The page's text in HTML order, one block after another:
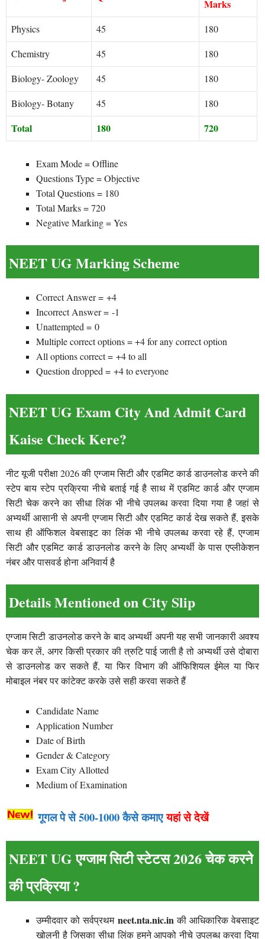
Marks
Physics 45
180
Chemistry
45
180
Biology- Zoology
45
180
Biology- Botany
45 180
Total 180 720
Exam Mode = Offline
Questions Type = Objective
Total Questions = 180
Total Marks = 720
Negative Marking = Yes
NEET UG Marking Scheme
Correct Answer = +4
Incorrect Answer = -1
Unattempted = 0
Multiple correct options = +4 for any correct option
All options correct = +4 to all
Question dropped = +4 to everyone
NEET UG Exam City And Admit Card
Kaise Check Kere?
नीट यूजी परीक्षा 2026 की एग्जाम सिटी और एडमिट कार्ड डाउनलोड करने की
स्टेप बाय स्टेप प्रक्रिया नीचे बताई गई है साथ में एडमिट कार्ड और एग्जाम
सिटी चेक करने का सीधा लिंक भी नीचे उपलब्ध करवा दिया गया है जहां से
अभ्यर्थी आसानी से अपनी एग्जाम सिटी और एडमिट कार्ड देख सकते हैं, इसके
साथ ही ऑफिशल वेबसाइट का लिंक भी नीचे उपलब्ध करवा रहे हैं, एग्जाम
सिटी और एडमिट कार्ड डाउनलोड करने के लिए अभ्यर्थी के पास एप्लीकेशन
नंबर और पासवर्ड होना अनिवार्य है
Details Mentioned on City Slip
एग्जाम सिटी डाउनलोड करने के बाद अभ्यर्थी अपनी यह सभी जानकारी अवश्य
चेक कर लें, अगर किसी प्रकार की त्रुटि पाई जाती है तो अभ्यर्थी उसे दोबारा
से डाउनलोड कर सकते हैं, या फिर विभाग की ऑफिशियल ईमेल या फिर
मोबाइल नंबर पर कांटेक्ट करके उसे सही करवा सकते हैं
Candidate Name
Application Number
Date of Birth
Gender & Category
Exam City Allotted
Medium of Examination
गूगल पे से 500-1000 कैसे कमाएयहां से देखें
NEET UG एग्जाम सिटी स्टेटस 2026 चेक करने
की प्रक्रिया ?
उम्मीदवार को सर्वप्रथम neet.nta.nic.inकी आधिकारिक वेबसाइट
खोलनी है जिसका सीधा लिंक हमने आपको नीचे उपलब्ध करवा दिया